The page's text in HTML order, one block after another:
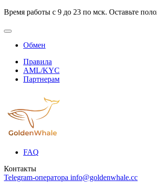
Время работы с 9 до 23 по мск. Оставьте
Обмен
Правила
AML/KYC
Партнерам
FAQ
Контакты
Telegram-оператора info@goldenwhale.cc